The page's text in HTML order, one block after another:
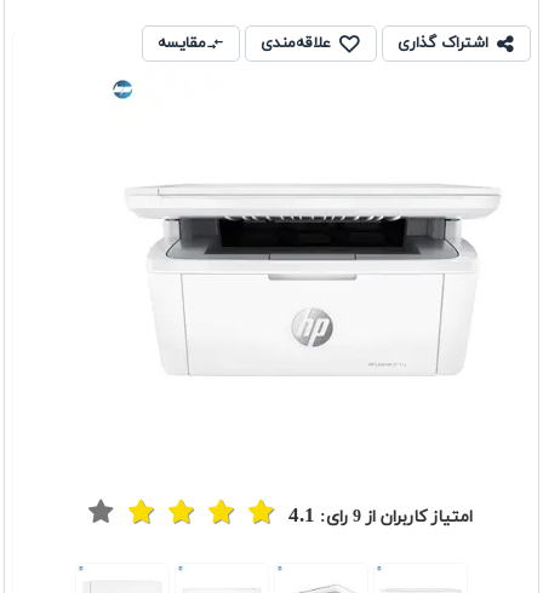
اشتراک گذاری علاقه‌مندی مقایسه
امتیاز کاربران از9 رای: 4.1